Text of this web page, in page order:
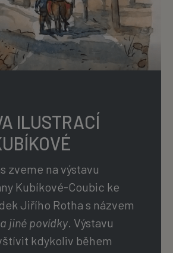
ILUSTRACÍ
zveme na výstavu
Kubíkové-Coubic ke
Jiřího Rotha s názvem
jiné povídky . Výstavu
kdykoliv během